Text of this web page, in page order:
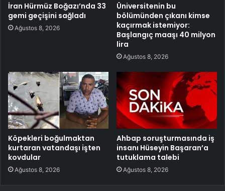
İran Hürmüz Boğazı’nda 33
gemi geçişini sağladı
Ağustos 8, 2026
Üniversitenin bu
bölümünden çıkanı kimse
kaçırmak istemiyor:
Başlangıç maaşı 40 milyon
lira
Ağustos 8, 2026
Köpekleri boğulmaktan
kurtaran vatandaşı işten
kovdular
Ağustos 8, 2026
Ahbap soruşturmasında iş
insanı Hüseyin Başaran’a
tutuklama talebi
Ağustos 8, 2026